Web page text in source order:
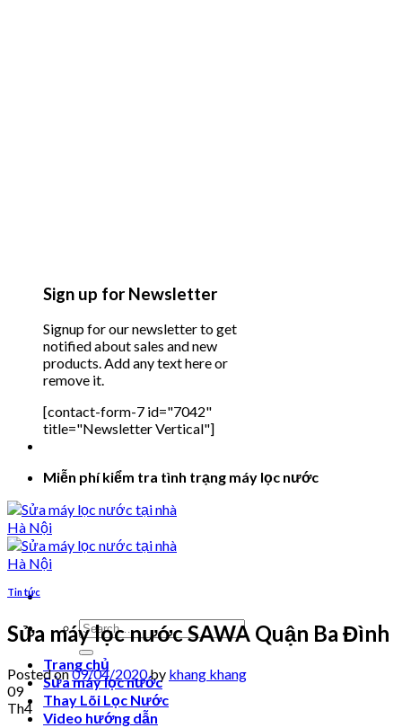
Sign up for Newsletter
Signup for our newsletter to get
notified about sales and new
products. Add any text here or
remove it.
[contact-form-7 id="7042"
title="Newsletter Vertical"]
Miễn phí kiểm tra tình trạng máy lọc nước
Search
for:
Trang chủ
Sửa máy lọc nước
Thay Lõi Lọc Nước
Video hướng dẫn
Tin tức
Sửa máy lọc nước SAWA Quận Ba Đình
Posted on09/04/2020by khang khang
09
Th4